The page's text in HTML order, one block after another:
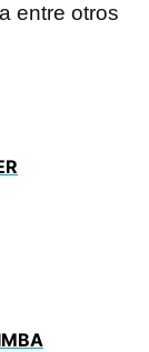
entre otros